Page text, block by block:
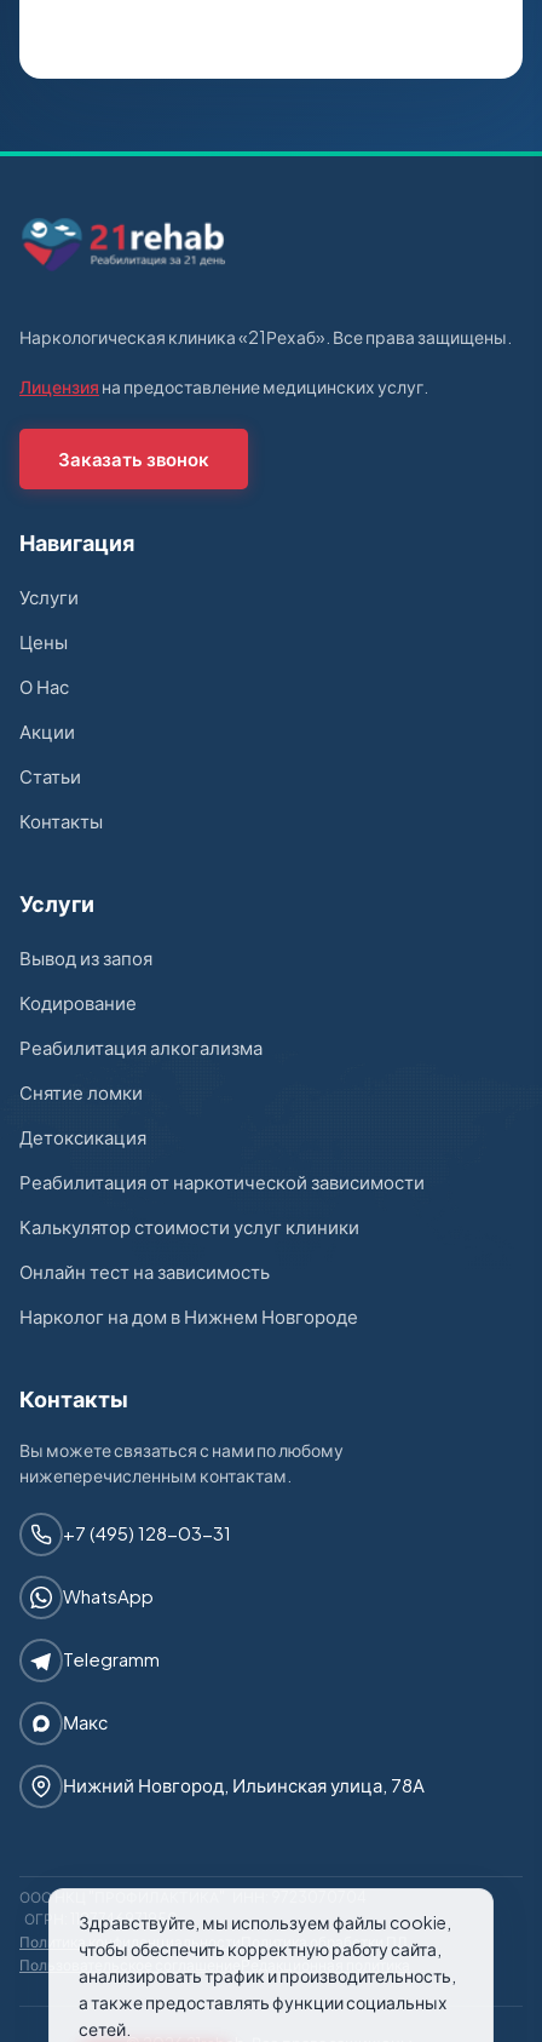
Наркологическая клиника «21Рехаб». Все права защищены.
Лицензия на предоставление медицинских услуг.
Заказать звонок
Навигация
Услуги
Цены
О Нас
Акции
Статьи
Контакты
Услуги
Вывод из запоя
Кодирование
Реабилитация алкогализма
Снятие ломки
Детоксикация
Реабилитация от наркотической зависимости
Калькулятор стоимости услуг клиники
Онлайн тест на зависимость
Нарколог на дом в Нижнем Новгороде
Контакты
Вы можете связаться с нами по любому
нижеперечисленным контактам.
+7 (495) 128-03-31
WhatsApp
Telegramm
Макс
Нижний Новгород, Ильинская улица, 78А
ООО НКЦ "ПРОФИЛАКТИКА"
ОГРН: 1187746971950
Политика конфиденциальностиПолитика обработки ПД
Пользовательское соглашение Редакционная политика
Здравствуйте, мы используем файлы cookie,
чтобы обеспечить корректную работу сайта,
анализировать трафик и производительность,
а также предоставлять функции социальных
сетей.